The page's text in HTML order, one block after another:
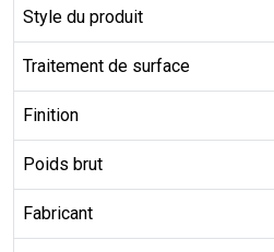
Style du produit
Traitement de surface
Finition
Poids brut
Fabricant